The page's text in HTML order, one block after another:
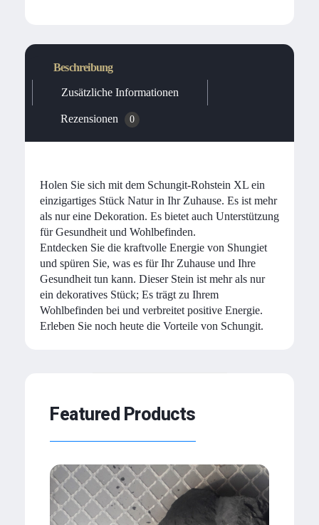
Beschreibung
Zusätzliche Informationen
Rezensionen 0
Holen Sie sich mit dem Schungit-Rohstein XL ein
einzigartiges Stück Natur in Ihr Zuhause. Es ist mehr
als nur eine Dekoration. Es bietet auch Unterstützung
für Gesundheit und Wohlbefinden.
Entdecken Sie die kraftvolle Energie von Shungiet
und spüren Sie, was es für Ihr Zuhause und Ihre
Gesundheit tun kann. Dieser Stein ist mehr als nur
ein dekoratives Stück; Es trägt zu Ihrem
Wohlbefinden bei und verbreitet positive Energie.
Erleben Sie noch heute die Vorteile von Schungit.
Featured Products